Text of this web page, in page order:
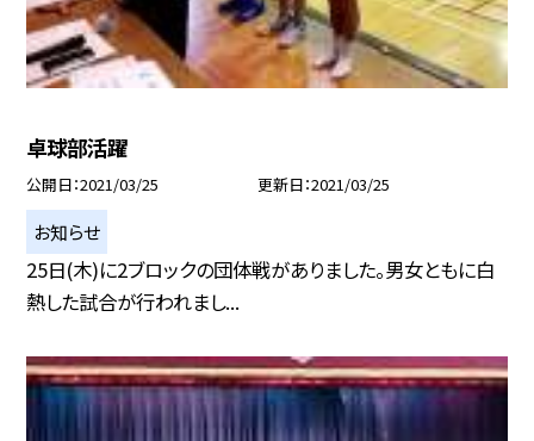
卓球部活躍
公開日 2021/03/25 更新日 2021/03/25
お知らせ
25日(木)に2ブロックの団体戦がありました。男女ともに白
熱した試合が行われまし...